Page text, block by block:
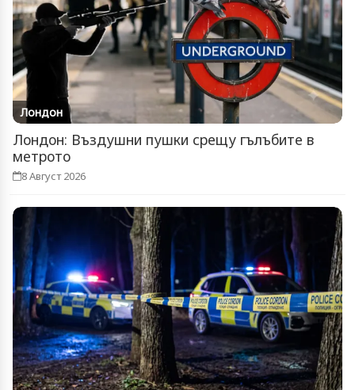
Лондон
Лондон: Въздушни пушки срещу гълъбите в
метрото
8 Август 2026